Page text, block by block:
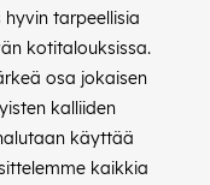
tarpeellisia
kotitalouksissa.
osa jokaisen
kalliiden
käyttää
kaikkia